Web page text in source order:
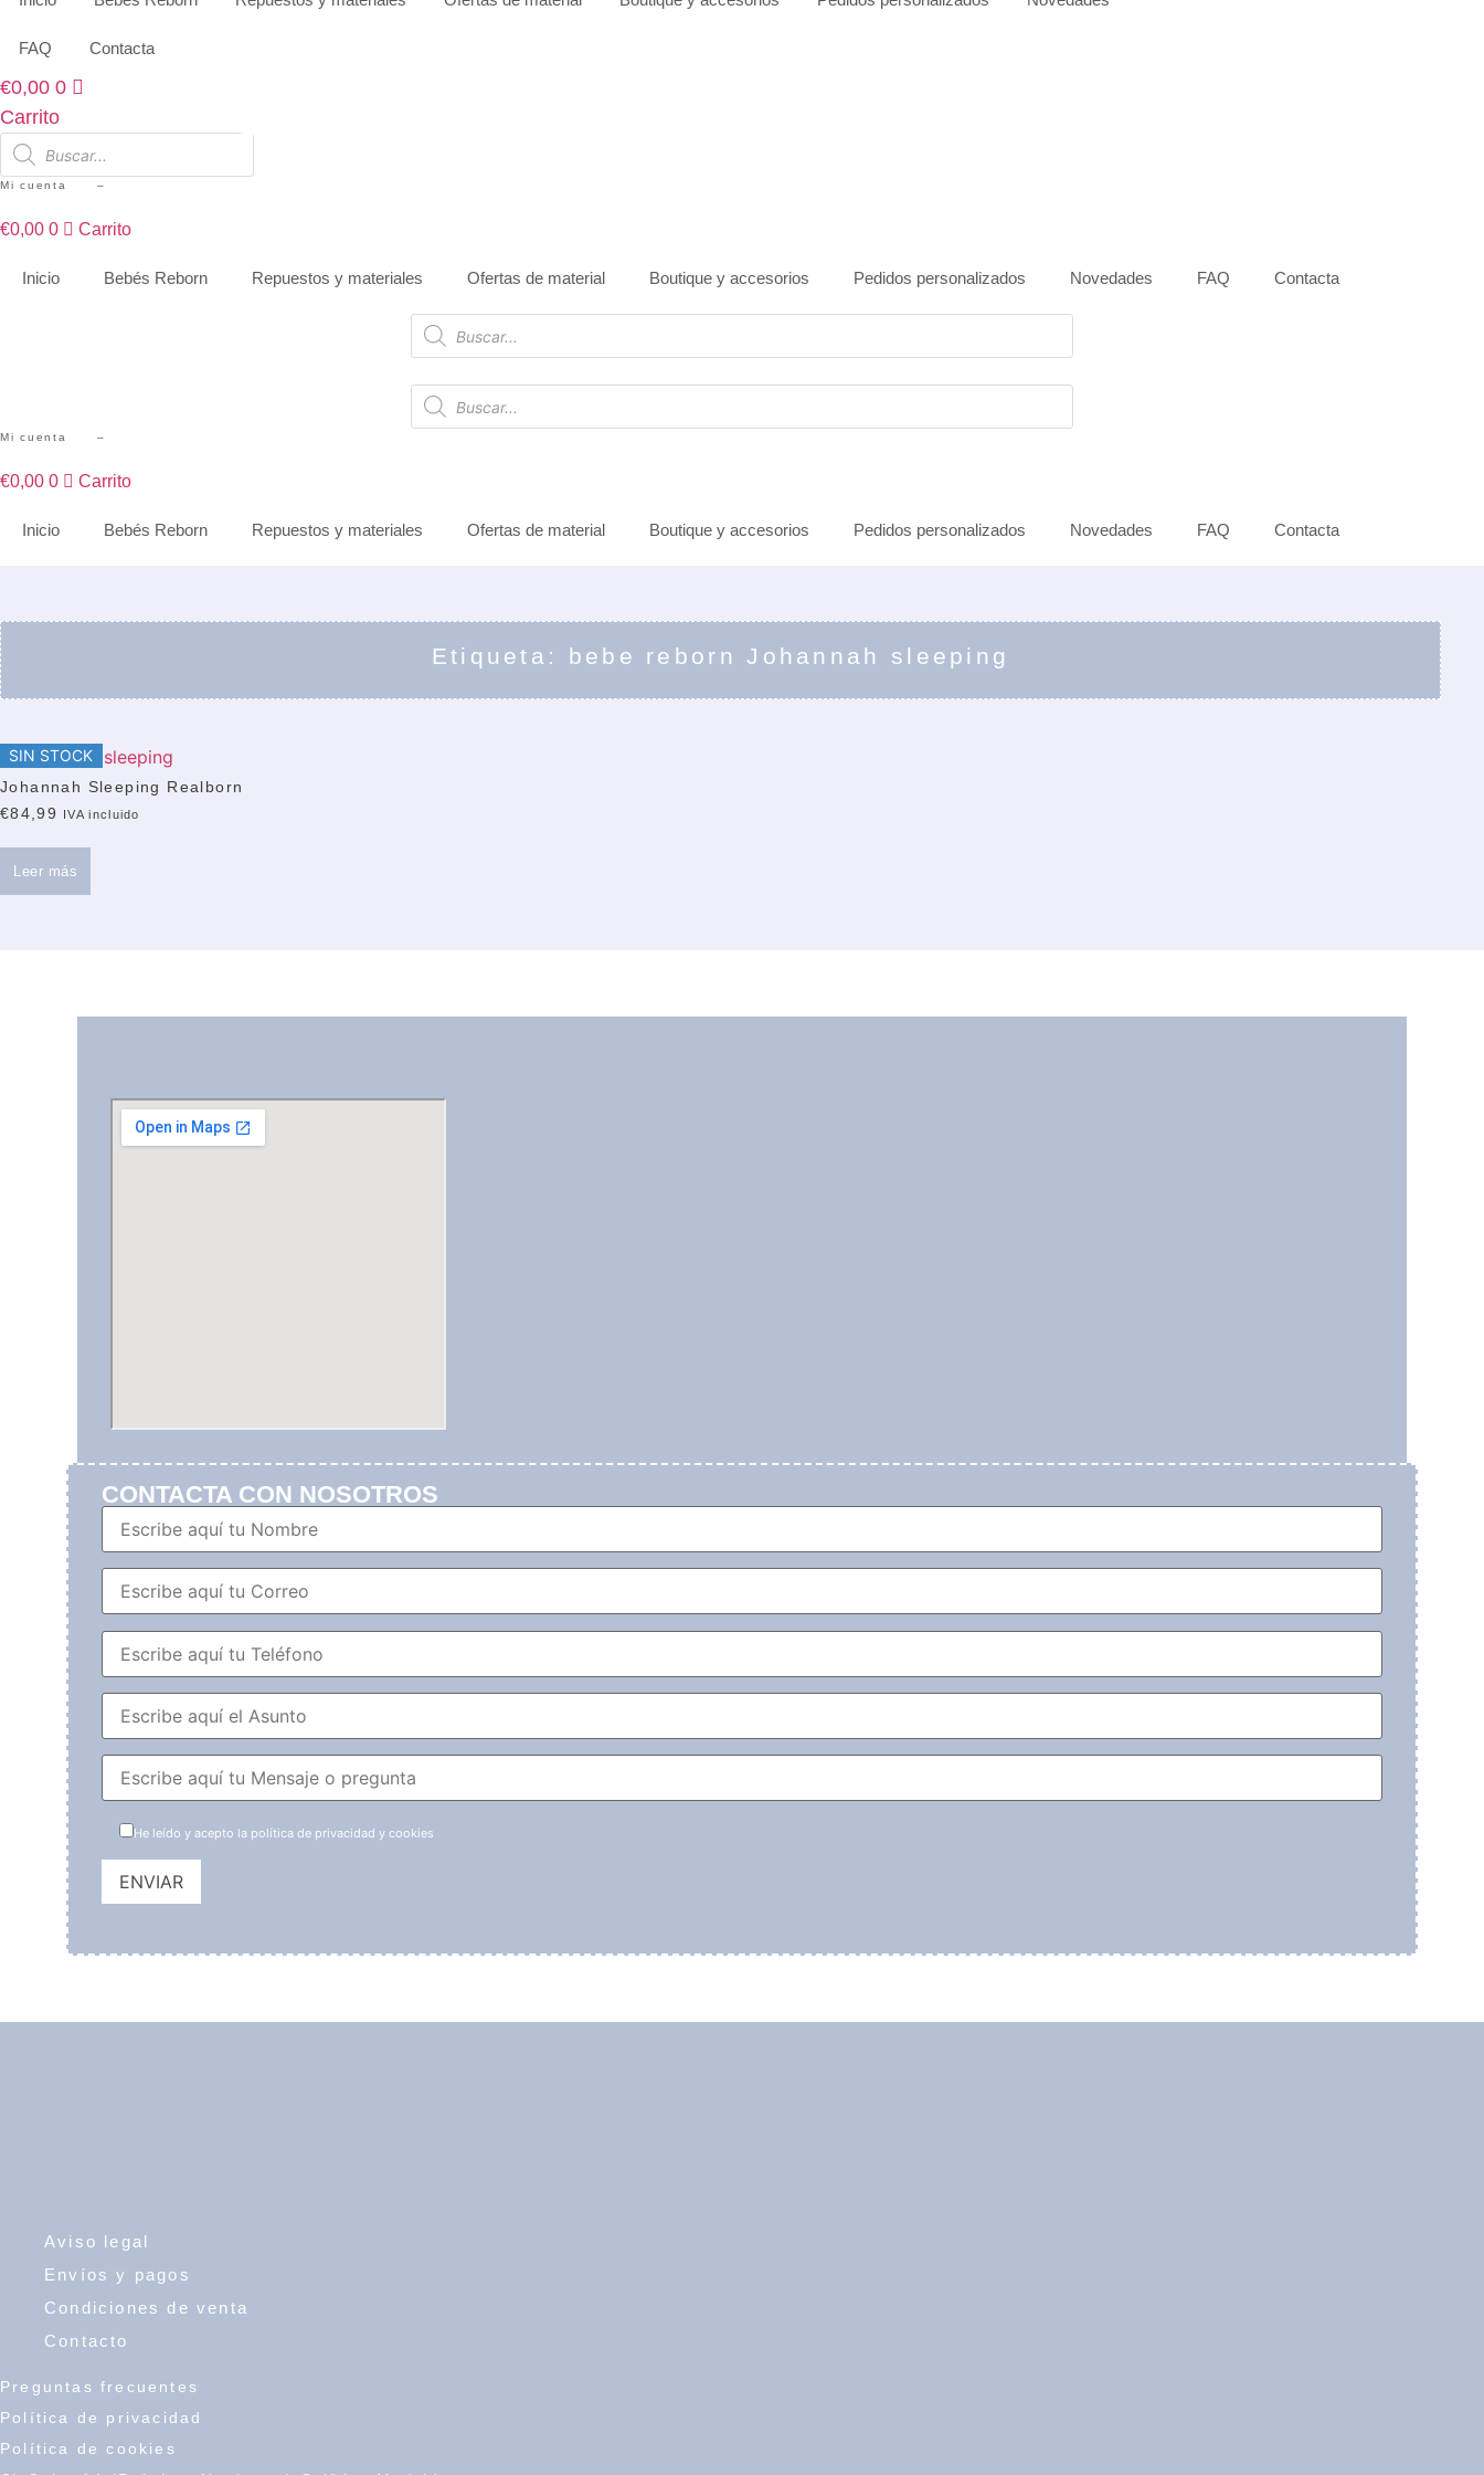
FAQ Contacta
€0,00 0
Carrito
Búsqueda
de
productos
Mi cuenta –
€0,00 0 Carrito
Inicio Bebés Reborn Repuestos y materiales Ofertas de material Boutique y accesorios Pedidos personalizados Novedades FAQ Contacta
Búsqueda
de
productos
Búsqueda
de
productos
Mi cuenta –
€0,00 0 Carrito
Inicio Bebés Reborn Repuestos y materiales Ofertas de material Boutique y accesorios Pedidos personalizados Novedades FAQ Contacta
Etiqueta: bebe reborn Johannah sleeping
SIN STOCK
Johannah Sleeping Realborn
€84,99 IVA incluido
Leer más
CONTACTA CON NOSOTROS
He leído y acepto la política de privacidad y cookies
Aviso legal
Envíos y pagos
Condiciones de venta
Contacto
Preguntas frecuentes
Política de privacidad
Política de cookies